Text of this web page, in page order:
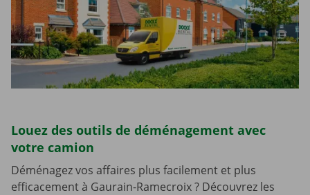
Louez des outils de déménagement avec
votre camion
Déménagez vos affaires plus facilement et plus
efficacement à Gaurain-Ramecroix ? Découvrez les